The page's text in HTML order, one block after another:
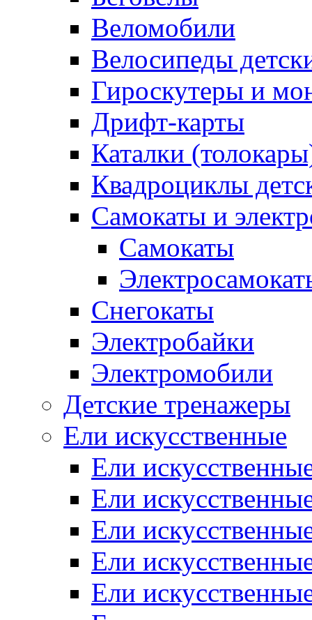
Веломобили
Велосипеды
Гироскутеры и
Дрифт-карты
Каталки
Квадроциклы
Самокаты и
Самокаты
Снегокаты
Электробайки
Электромобили
Детские тренажеры
Ели искусственные
Ели
Ели
Ели
Ели
Ели